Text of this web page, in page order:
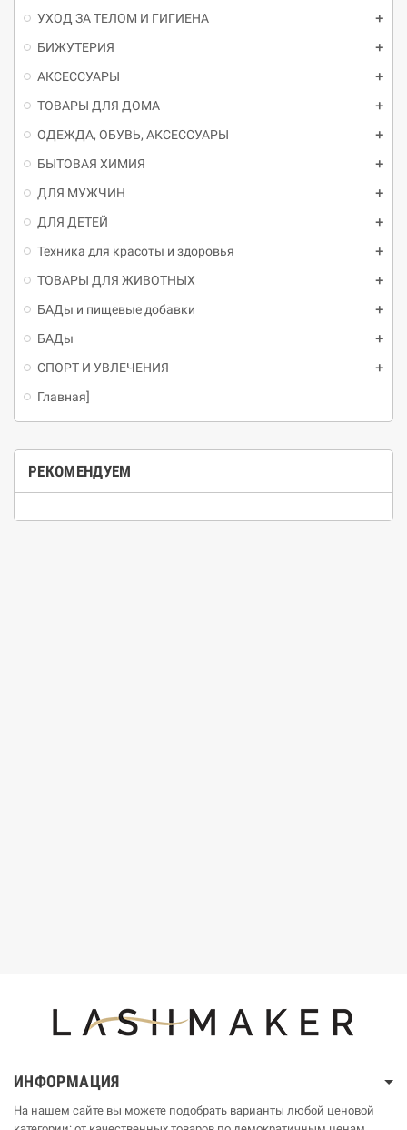
УХОД ЗА ТЕЛОМ И ГИГИЕНА
БИЖУТЕРИЯ
АКСЕССУАРЫ
ТОВАРЫ ДЛЯ ДОМА
ОДЕЖДА, ОБУВЬ, АКСЕССУАРЫ
БЫТОВАЯ ХИМИЯ
ДЛЯ МУЖЧИН
ДЛЯ ДЕТЕЙ
Техника для красоты и здоровья
ТОВАРЫ ДЛЯ ЖИВОТНЫХ
БАДы и пищевые добавки
БАДы
СПОРТ И УВЛЕЧЕНИЯ
Главная]
РЕКОМЕНДУЕМ
ИНФОРМАЦИЯ
На нашем сайте вы можете подобрать варианты любой ценовой